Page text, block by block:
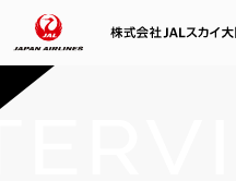
COMPANY